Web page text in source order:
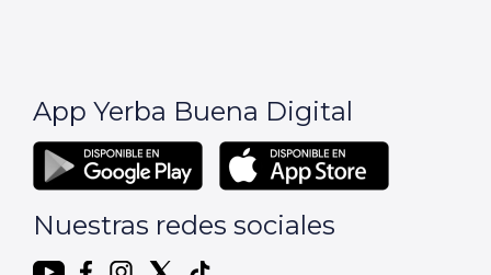
App Yerba Buena Digital
Nuestras redes sociales